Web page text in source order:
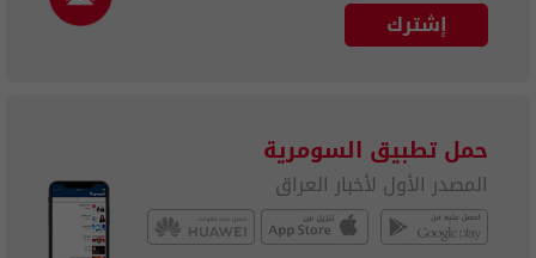
إشترك
حمل تطبيق السومرية
المصدر الأول لأخبار العراق